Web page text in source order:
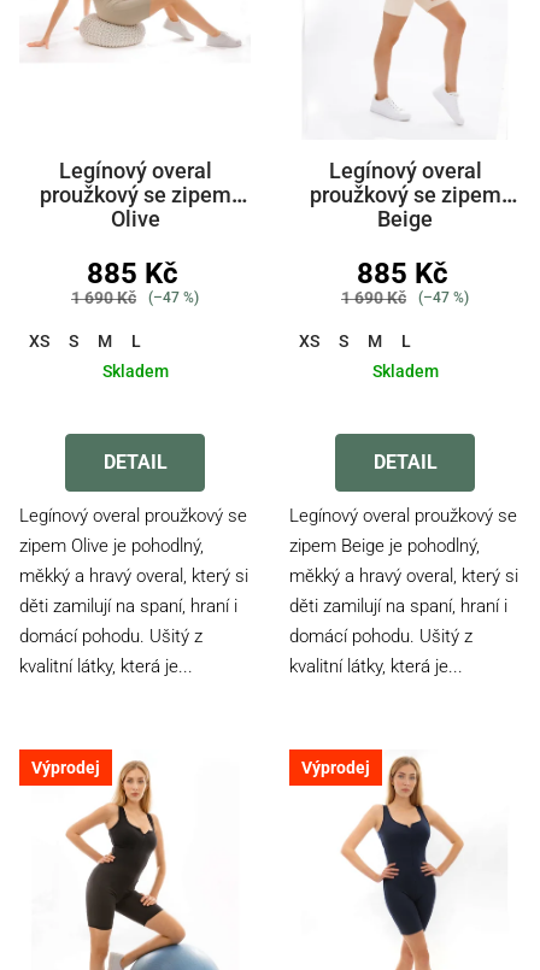
Legínový overal
proužkový se zipem
Olive
885 Kč
1 690 Kč (–47 %)
XS S M
L
Skladem
DETAIL
Legínový overal proužkový se
zipem Olive je pohodlný,
měkký a hravý overal, který si
děti zamilují na spaní, hraní i
domácí pohodu. Ušitý z
kvalitní látky, která je...
Legínový overal
proužkový se zipem
Beige
885 Kč
1 690 Kč (–47 %)
XS S M
L
Skladem
hodnocení
produktu
5,0
5
hvězdiček.
DETAIL
Legínový overal proužkový se
zipem Beige je pohodlný,
měkký a hravý overal, který si
děti zamilují na spaní, hraní i
domácí pohodu. Ušitý z
kvalitní látky, která je...
Výprodej Výprodej